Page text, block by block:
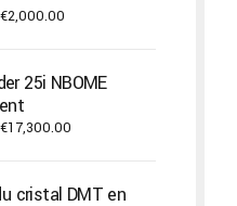
€2,000.00
through
25i NBOME
€17,300.00
through
cristal DMT en